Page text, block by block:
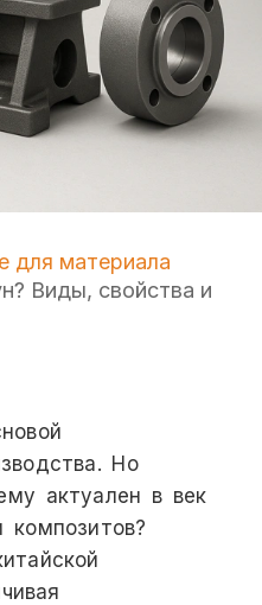
для материала
Виды, свойства и
Но
актуален в век
композитов?